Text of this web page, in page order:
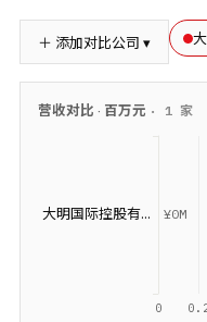
＋ 添加对比公司 ▾
营收对比 · 百万元 · 1 家